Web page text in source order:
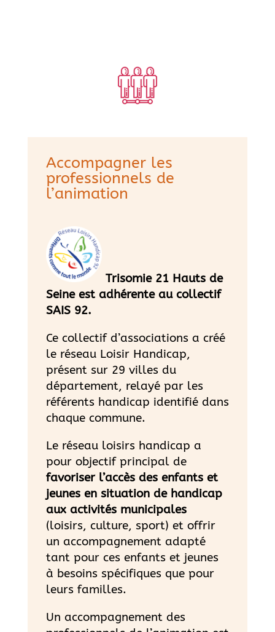
Accompagner les
professionnels de
l’animation
Trisomie 21 Hauts de
Seine est adhérente au collectif
SAIS 92.
Ce collectif d’associations a créé
le réseau Loisir Handicap,
présent sur 29 villes du
département, relayé par les
référents handicap identifié dans
chaque commune.
Le réseau loisirs handicap a
pour objectif principal de
favoriser l’accès des enfants et
jeunes en situation de handicap
aux activités municipales
(loisirs, culture, sport) et offrir
un accompagnement adapté
tant pour ces enfants et jeunes
à besoins spécifiques que pour
leurs familles.
Un accompagnement des